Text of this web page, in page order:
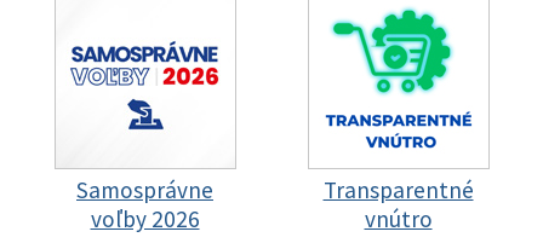
Samosprávne
voľby 2026
Transparentné
vnútro